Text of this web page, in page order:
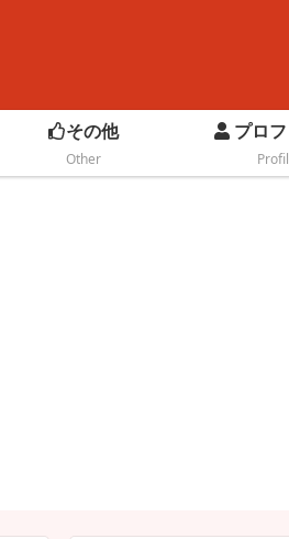
その他
Other
プロ